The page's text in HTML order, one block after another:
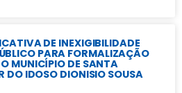
DE INEXIGIBILIDADE
PARA FORMALIZAÇÃO
MUNICÍPIO DE SANTA
DO IDOSO DIONISIO SOUSA